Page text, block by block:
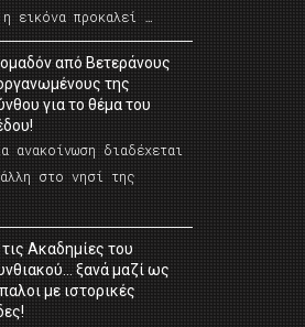
εικόνα προκαλεί …
από Βετεράνους
της
για το θέμα του
ανακοίνωση διαδέχεται
στο νησί της
Ακαδημίες του
ξανά μαζί ως
με ιστορικές